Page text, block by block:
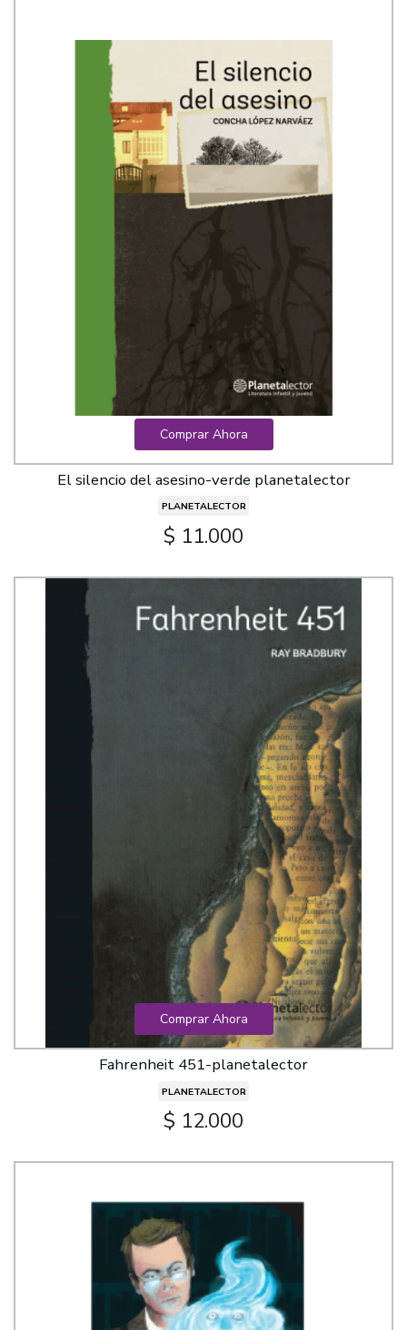
Comprar Ahora
El silencio del asesino-verde planetalector
PLANETALECTOR
$ 11.000
Comprar Ahora
Fahrenheit 451-planetalector
PLANETALECTOR
$ 12.000